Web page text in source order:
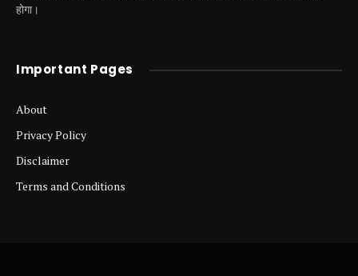
होगा।
Important Pages
About
Privacy Policy
Disclaimer
Terms and Conditions